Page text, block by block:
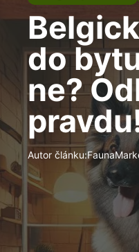
do
ne?
Autor článku: